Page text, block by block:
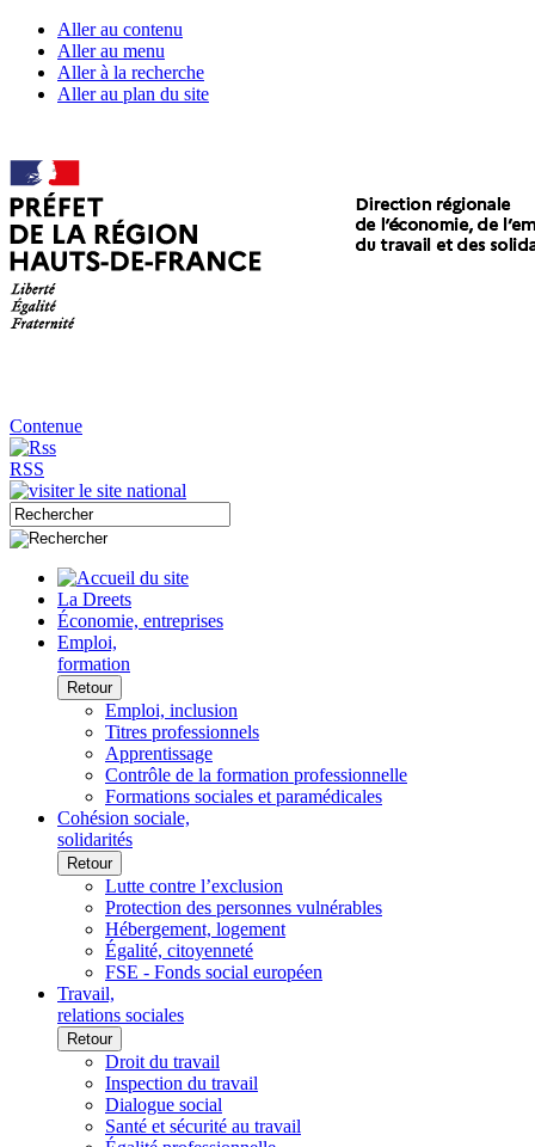
Aller au contenu
Aller au menu
Aller à la recherche
Aller au plan du site
Contenue
RSS
La Dreets
Économie, entreprises
Emploi,
formation
Retour
Emploi, inclusion
Titres professionnels
Apprentissage
Contrôle de la formation professionnelle
Formations sociales et paramédicales
Cohésion sociale,
solidarités
Retour
Lutte contre l’exclusion
Protection des personnes vulnérables
Hébergement, logement
Égalité, citoyenneté
FSE - Fonds social européen
Travail,
relations sociales
Retour
Droit du travail
Inspection du travail
Dialogue social
Santé et sécurité au travail